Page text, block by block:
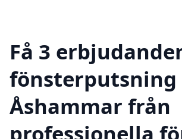
Få 3
fönsterputsning
Åshammar från